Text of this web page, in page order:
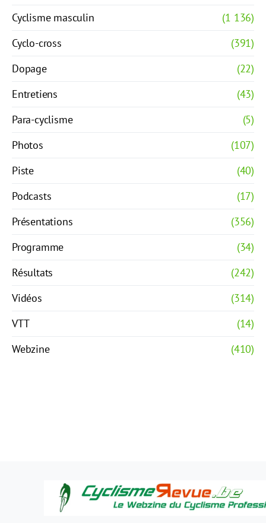
Cyclisme masculin
(1 136)
Cyclo-cross
(391)
Dopage
(22)
Entretiens
(43)
Para-cyclisme
(5)
Photos
(107)
Piste
(40)
Podcasts
(17)
Présentations
(356)
Programme
(34)
Résultats
(242)
Vidéos
(314)
VTT
(14)
Webzine
(410)